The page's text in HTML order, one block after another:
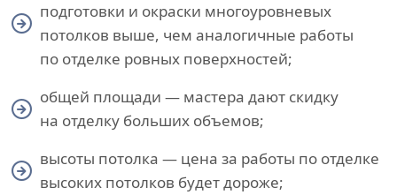
подготовки и окраски многоуровневых
потолков выше, чем аналогичные работы
по отделке ровных поверхностей;
общей площади — мастера дают скидку
на отделку больших объемов;
высоты потолка — цена за работы по отделке
высоких потолков будет дороже;